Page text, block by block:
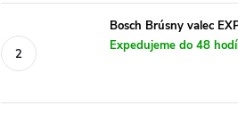
Bosch Brúsny valec
Expedujeme do 48